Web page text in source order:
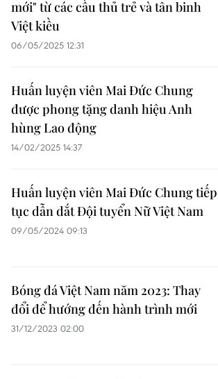
mới" từ các cầu thủ trẻ và tân binh
Việt kiều
06/05/2025 12:31
Huấn luyện viên Mai Đức Chung
được phong tặng danh hiệu Anh
hùng Lao động
14/02/2025 14:37
Huấn luyện viên Mai Đức Chung tiếp
tục dẫn dắt Đội tuyển Nữ Việt Nam
09/05/2024 09:13
Bóng đá Việt Nam năm 2023: Thay
đổi để hướng đến hành trình mới
31/12/2023 02:00